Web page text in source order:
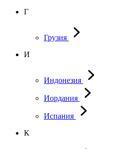
Г
Грузия
И
Индонезия
Иордания
Испания
К